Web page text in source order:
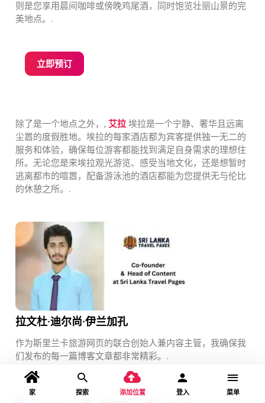
则是您享用晨间咖啡或傍晚鸡尾酒，同时饱览壮丽山景的完
美地点。.
立即预订
除了是一个地点之外，, 艾拉 埃拉是一个宁静、奢华且远离
尘嚣的度假胜地。埃拉的每家酒店都为宾客提供独一无二的
服务和体验，确保每位游客都能找到满足自身需求的理想住
所。无论您是来埃拉观光游览、感受当地文化，还是想暂时
逃离都市的喧嚣，配备游泳池的酒店都能为您提供无与伦比
的休憩之所。.
拉文杜·迪尔尚·伊兰加孔
作为斯里兰卡旅游网页的联合创始人兼内容主管，我确保我
们发布的每一篇博客文章都非常精彩。.
家 探索 添加位置 登入 菜单